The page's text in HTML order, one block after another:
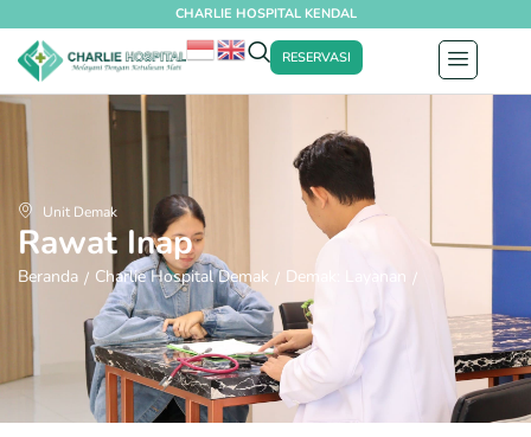
CHARLIE HOSPITAL KENDAL
RESERVASI
Unit Demak
Rawat Inap
Beranda / Charlie Hospital Demak / Demak: Layanan /
Demak: Rawat Inap